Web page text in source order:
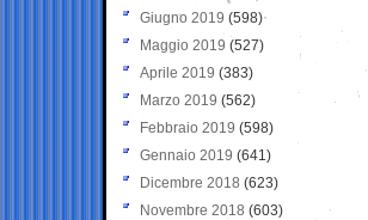
Giugno 2019 (598)
Maggio 2019 (527)
Aprile 2019 (383)
Marzo 2019 (562)
Febbraio 2019 (598)
Gennaio 2019 (641)
Dicembre 2018 (623)
Novembre 2018 (603)